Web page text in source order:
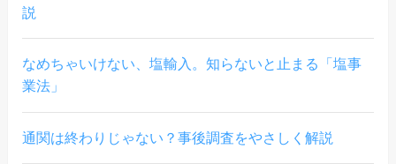
説
なめちゃいけない、塩輸入。知らないと止まる「塩事
業法」
通関は終わりじゃない？事後調査をやさしく解説